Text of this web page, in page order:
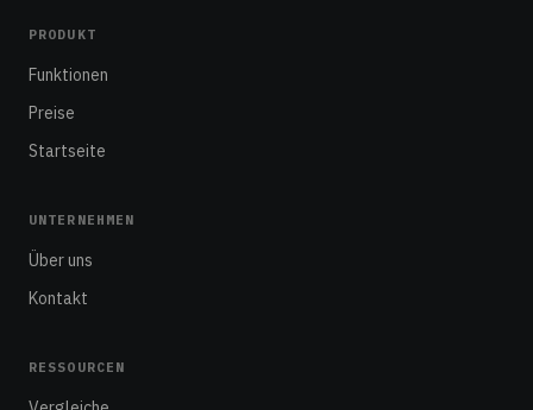
PRODUKT
Funktionen
Preise
Startseite
UNTERNEHMEN
Über uns
Kontakt
RESSOURCEN